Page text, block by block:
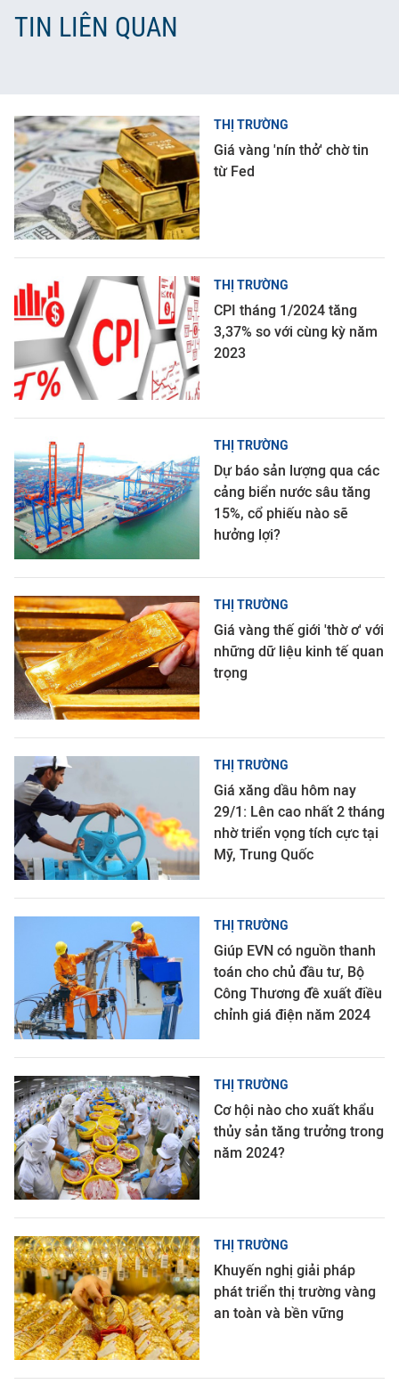
TIN LIÊN QUAN
THỊ TRƯỜNG
Giá vàng 'nín thở' chờ tin
từ Fed
THỊ TRƯỜNG
CPI tháng 1/2024 tăng
3,37% so với cùng kỳ năm
2023
THỊ TRƯỜNG
Dự báo sản lượng qua các
cảng biển nước sâu tăng
15%, cổ phiếu nào sẽ
hưởng lợi?
THỊ TRƯỜNG
Giá vàng thế giới 'thờ ơ' với
những dữ liệu kinh tế quan
trọng
THỊ TRƯỜNG
Giá xăng dầu hôm nay
29/1: Lên cao nhất 2 tháng
nhờ triển vọng tích cực tại
Mỹ, Trung Quốc
THỊ TRƯỜNG
Giúp EVN có nguồn thanh
toán cho chủ đầu tư, Bộ
Công Thương đề xuất điều
chỉnh giá điện năm 2024
THỊ TRƯỜNG
Cơ hội nào cho xuất khẩu
thủy sản tăng trưởng trong
năm 2024?
THỊ TRƯỜNG
Khuyến nghị giải pháp
phát triển thị trường vàng
an toàn và bền vững